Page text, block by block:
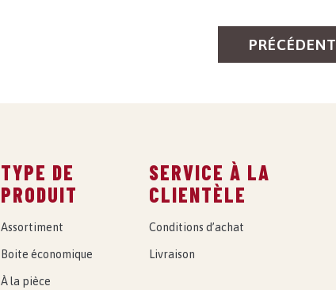
PRÉCÉDENT
TYPE DE
PRODUIT
Assortiment
Boite économique
À la pièce
SERVICE À LA
CLIENTÈLE
Conditions d’achat
Livraison